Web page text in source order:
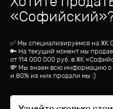
«Софийский
✅ Мы специализируемся на ЖК
🔑 На текущий момент мы
от114 000 000 руб. в ЖК
💸 Мы знаем всю информацию о
и 80% из них продали мы :)